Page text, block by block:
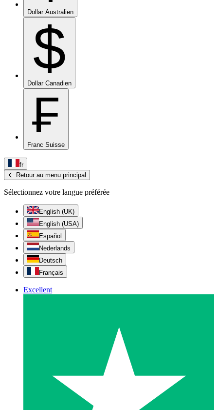
Dollar Australien
$
Dollar Canadien
₣
Franc Suisse
fr
Retour au menu principal
Sélectionnez votre langue préférée
English (UK)
English (USA)
Español
Nederlands
Deutsch
Français
Excellent